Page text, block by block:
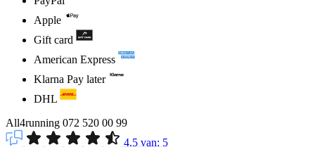
Apple
Gift card
American Express
Klarna Pay later
DHL
All4running 072 520 00 99
4.5 van: 5